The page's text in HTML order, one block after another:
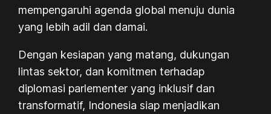
mempengaruhi agenda global menuju dunia
yang lebih adil dan damai.
Dengan kesiapan yang matang, dukungan
lintas sektor, dan komitmen terhadap
diplomasi parlementer yang inklusif dan
transformatif, Indonesia siap menjadikan